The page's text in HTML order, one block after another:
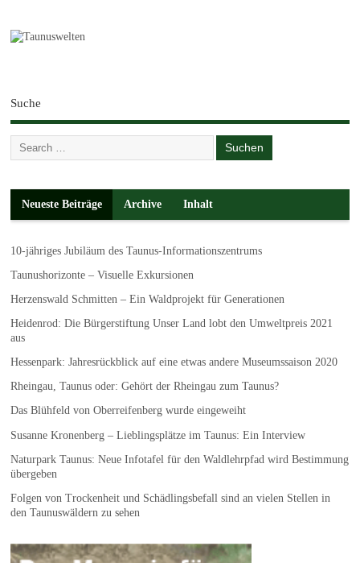
Suche
Neueste Beiträge Archive Inhalt
10-jähriges Jubiläum des Taunus-Informationszentrums
Taunushorizonte – Visuelle Exkursionen
Herzenswald Schmitten – Ein Waldprojekt für Generationen
Heidenrod: Die Bürgerstiftung Unser Land lobt den Umweltpreis 2021
aus
Hessenpark: Jahresrückblick auf eine etwas andere Museumssaison 2020
Rheingau, Taunus oder: Gehört der Rheingau zum Taunus?
Das Blühfeld von Oberreifenberg wurde eingeweiht
Susanne Kronenberg – Lieblingsplätze im Taunus: Ein Interview
Naturpark Taunus: Neue Infotafel für den Waldlehrpfad wird Bestimmung
übergeben
Folgen von Trockenheit und Schädlingsbefall sind an vielen Stellen in
den Taunuswäldern zu sehen